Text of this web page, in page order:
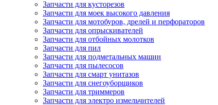
Запчасти для кусторезов
Запчасти для моек высокого давления
Запчасти для мотобуров, дрелей и перфораторов
Запчасти для опрыскивателей
Запчасти для отбойных молотков
Запчасти для пил
Запчасти для подметальных машин
Запчасти для пылесосов
Запчасти для смарт унитазов
Запчасти для снегоуборщиков
Запчасти для триммеров
Запчасти для электро измельчителей